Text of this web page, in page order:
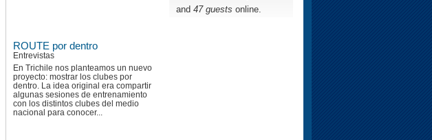
ROUTE por dentro
Entrevistas
En Trichile nos planteamos un nuevo
proyecto: mostrar los clubes por
dentro. La idea original era compartir
algunas sesiones de entrenamiento
con los distintos clubes del medio
nacional para conocer...
and 47 guests online.